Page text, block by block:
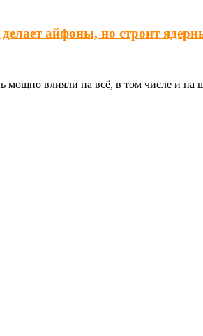
айфоны, но строит
мощно влияли на всё, в том числе и на